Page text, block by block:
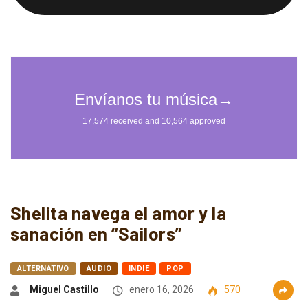
Shelita navega el amor y la
sanación en “Sailors”
ALTERNATIVO AUDIO INDIE POP
Miguel Castillo enero 16, 2026 570